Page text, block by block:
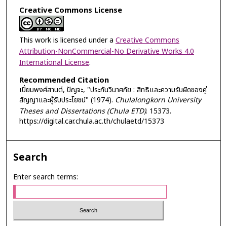
Creative Commons License
This work is licensed under a Creative Commons
Attribution-NonCommercial-No Derivative Works 4.0
International License.
Recommended Citation
เปี่ยมพงศ์สานต์, ปัญจะ, "ประกันวินาศภัย : สิทธิและความรับผิดของคู่
สัญญาและผู้รับประโยชน์" (1974). Chulalongkorn University
Theses and Dissertations (Chula ETD). 15373.
https://digital.car.chula.ac.th/chulaetd/15373
Search
Enter search terms: